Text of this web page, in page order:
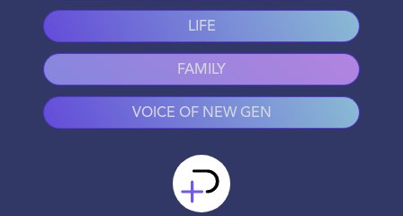
LIFE
FAMILY
VOICE OF NEW GEN